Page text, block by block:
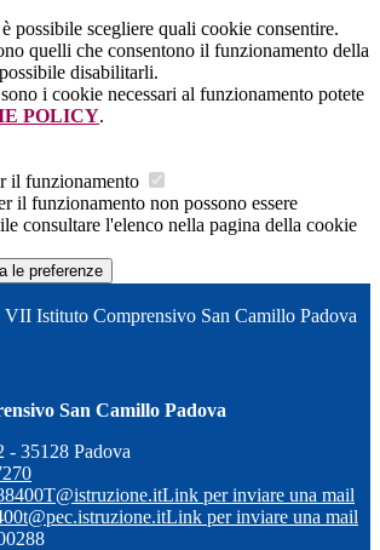
possibile scegliere quali cookie consentire.
quelli che consentono il funzionamento della
disabilitarli.
i cookie necessari al funzionamento potete
POLICY.
il funzionamento
il funzionamento non possono essere
consultare l'elenco nella pagina della cookie
le preferenze
VII Istituto Comprensivo San Camillo Padova
San Camillo Padova
- 35128 Padova
Link per inviare una mail
Link per inviare una mail